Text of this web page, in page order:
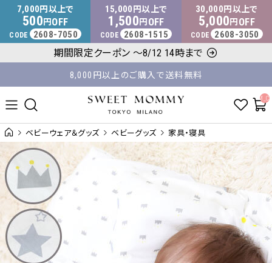
マタニティウェア・授乳服のスウィートマミー
7,000円以上で
500円OFF
CODE 2608-7050
15,000 円以上で
1,500 円 OFF
CODE 2608-1515
30,000 円以上で
5,000 円 OFF
CODE 2608-3050
期間限定クーポン ～8/12 14時まで
8,000円以上のご購入で送料無料
ベビーウェア＆グッズ ベビーグッズ 家具・寝具